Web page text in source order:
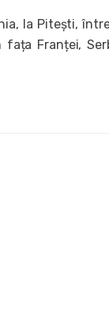
la Pitești,
Franței,